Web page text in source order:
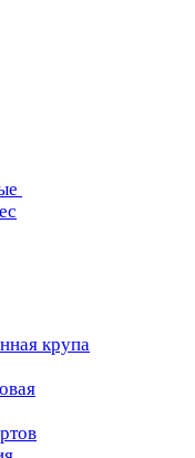
крупа